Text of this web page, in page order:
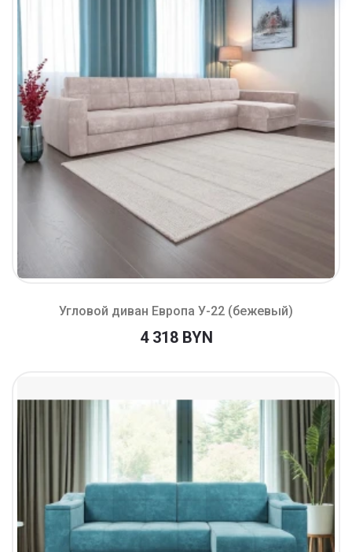
Угловой диван Европа У-22 (бежевый)
4 318 BYN